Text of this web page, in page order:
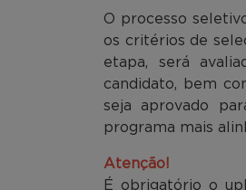
O processo
os critérios de
etapa, será
candidato, bem
seja aprovado
programa mais
Atenção!
É obrigatório o